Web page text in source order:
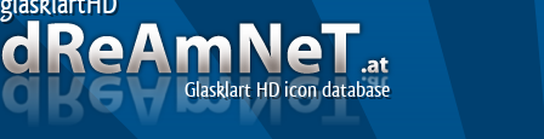
Glasklart HD icon database